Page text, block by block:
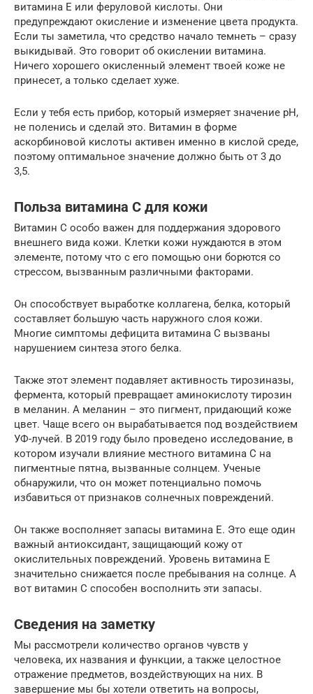
витамина Е или феруловой кислоты. Они
предупреждают окисление и изменение цвета продукта.
Если ты заметила, что средство начало темнеть – сразу
выкидывай. Это говорит об окислении витамина.
Ничего хорошего окисленный элемент твоей коже не
принесет, а только сделает хуже.
Если у тебя есть прибор, который измеряет значение pH,
не поленись и сделай это. Витамин в форме
аскорбиновой кислоты активен именно в кислой среде,
поэтому оптимальное значение должно быть от 3 до
3,5.
Польза витамина С для кожи
Витамин С особо важен для поддержания здорового
внешнего вида кожи. Клетки кожи нуждаются в этом
элементе, потому что с его помощью они борются со
стрессом, вызванным различными факторами.
Он способствует выработке коллагена, белка, который
составляет большую часть наружного слоя кожи.
Многие симптомы дефицита витамина С вызваны
нарушением синтеза этого белка.
Также этот элемент подавляет активность тирозиназы,
фермента, который превращает аминокислоту тирозин
в меланин. А меланин – это пигмент, придающий коже
цвет. Чаще всего он вырабатывается под воздействием
УФ-лучей. В 2019 году было проведено исследование, в
котором изучали влияние местного витамина С на
пигментные пятна, вызванные солнцем. Ученые
обнаружили, что он может потенциально помочь
избавиться от признаков солнечных повреждений.
Он также восполняет запасы витамина Е. Это еще один
важный антиоксидант, защищающий кожу от
окислительных повреждений. Уровень витамина Е
значительно снижается после пребывания на солнце. А
вот витамин С способен восполнить эти запасы.
Сведения на заметку
Мы рассмотрели количество органов чувств у
человека, их названия и функции, а также целостное
отражение предметов, воздействующих на них. В
завершение мы бы хотели ответить на вопросы,